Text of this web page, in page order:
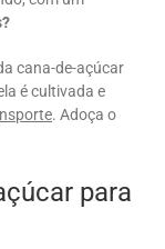
cana-de-açúcar
é cultivada e
. Adoça o
para